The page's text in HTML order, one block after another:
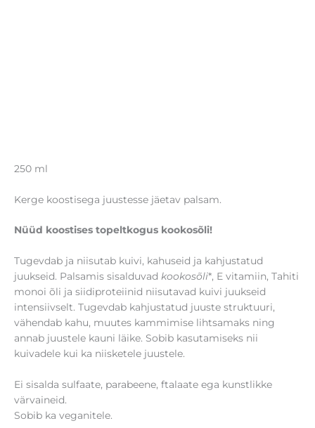
250 ml
Kerge koostisega juustesse jäetav palsam.
Nüüd koostises topeltkogus kookosõli!
Tugevdab ja niisutab kuivi, kahuseid ja kahjustatud
juukseid. Palsamis sisalduvad kookosõli*, E vitamiin, Tahiti
monoi õli ja siidiproteiinid niisutavad kuivi juukseid
intensiivselt. Tugevdab kahjustatud juuste struktuuri,
vähendab kahu, muutes kammimise lihtsamaks ning
annab juustele kauni läike. Sobib kasutamiseks nii
kuivadele kui ka niisketele juustele.
Ei sisalda sulfaate, parabeene, ftalaate ega kunstlikke
värvaineid.
Sobib ka veganitele.